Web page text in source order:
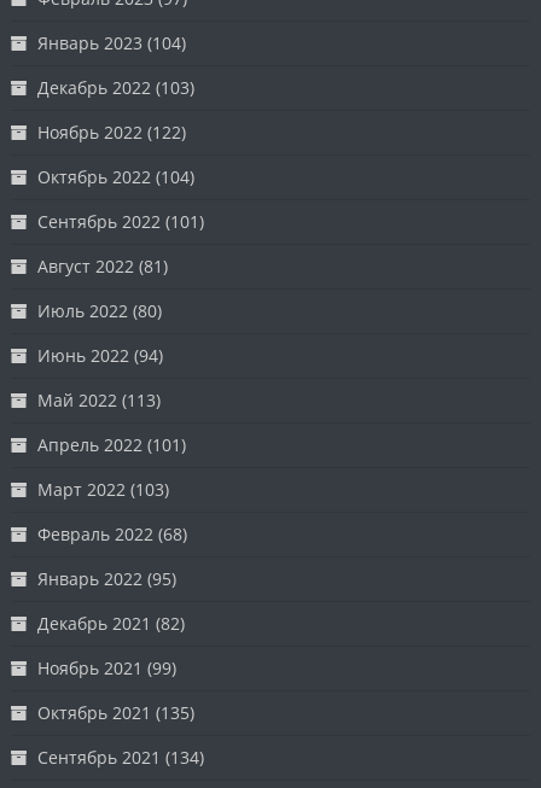
Январь 2023 (104)
Декабрь 2022 (103)
Ноябрь 2022 (122)
Октябрь 2022 (104)
Сентябрь 2022 (101)
Август 2022 (81)
Июль 2022 (80)
Июнь 2022 (94)
Май 2022 (113)
Апрель 2022 (101)
Март 2022 (103)
Февраль 2022 (68)
Январь 2022 (95)
Декабрь 2021 (82)
Ноябрь 2021 (99)
Октябрь 2021 (135)
Сентябрь 2021 (134)